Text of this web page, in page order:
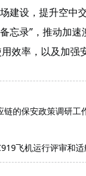
建设，提升空中
忘录”，推动加
效率，以及加强
链的保安政策调研工
飞机运行评审和